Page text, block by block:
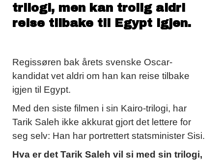
trilogi, men kan trolig aldri
reise tilbake til Egypt igjen.
Regissøren bak årets svenske Oscar-
kandidat vet aldri om han kan reise tilbake
igjen til Egypt.
Med den siste filmen i sin Kairo-trilogi, har
Tarik Saleh ikke akkurat gjort det lettere for
seg selv: Han har portrettert statsminister Sisi.
Hva er det Tarik Saleh vil si med sin trilogi,